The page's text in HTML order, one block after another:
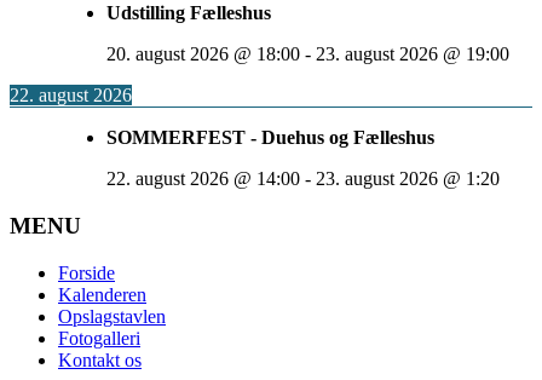
Udstilling Fælleshus
20. august 2026 @ 18:00 - 23. august 2026 @ 19:00
22. august 2026
SOMMERFEST - Duehus og Fælleshus
22. august 2026 @ 14:00 - 23. august 2026 @ 1:20
MENU
Forside
Kalenderen
Opslagstavlen
Fotogalleri
Kontakt os